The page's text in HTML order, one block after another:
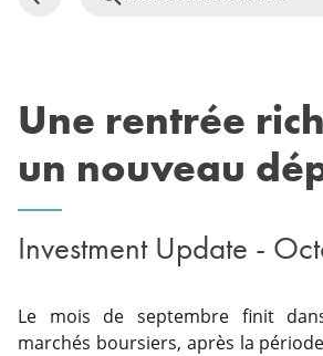
Retour
Une rentrée
un nouveau
Investment Update -
Le mois de septembre finit
marchés boursiers, après la